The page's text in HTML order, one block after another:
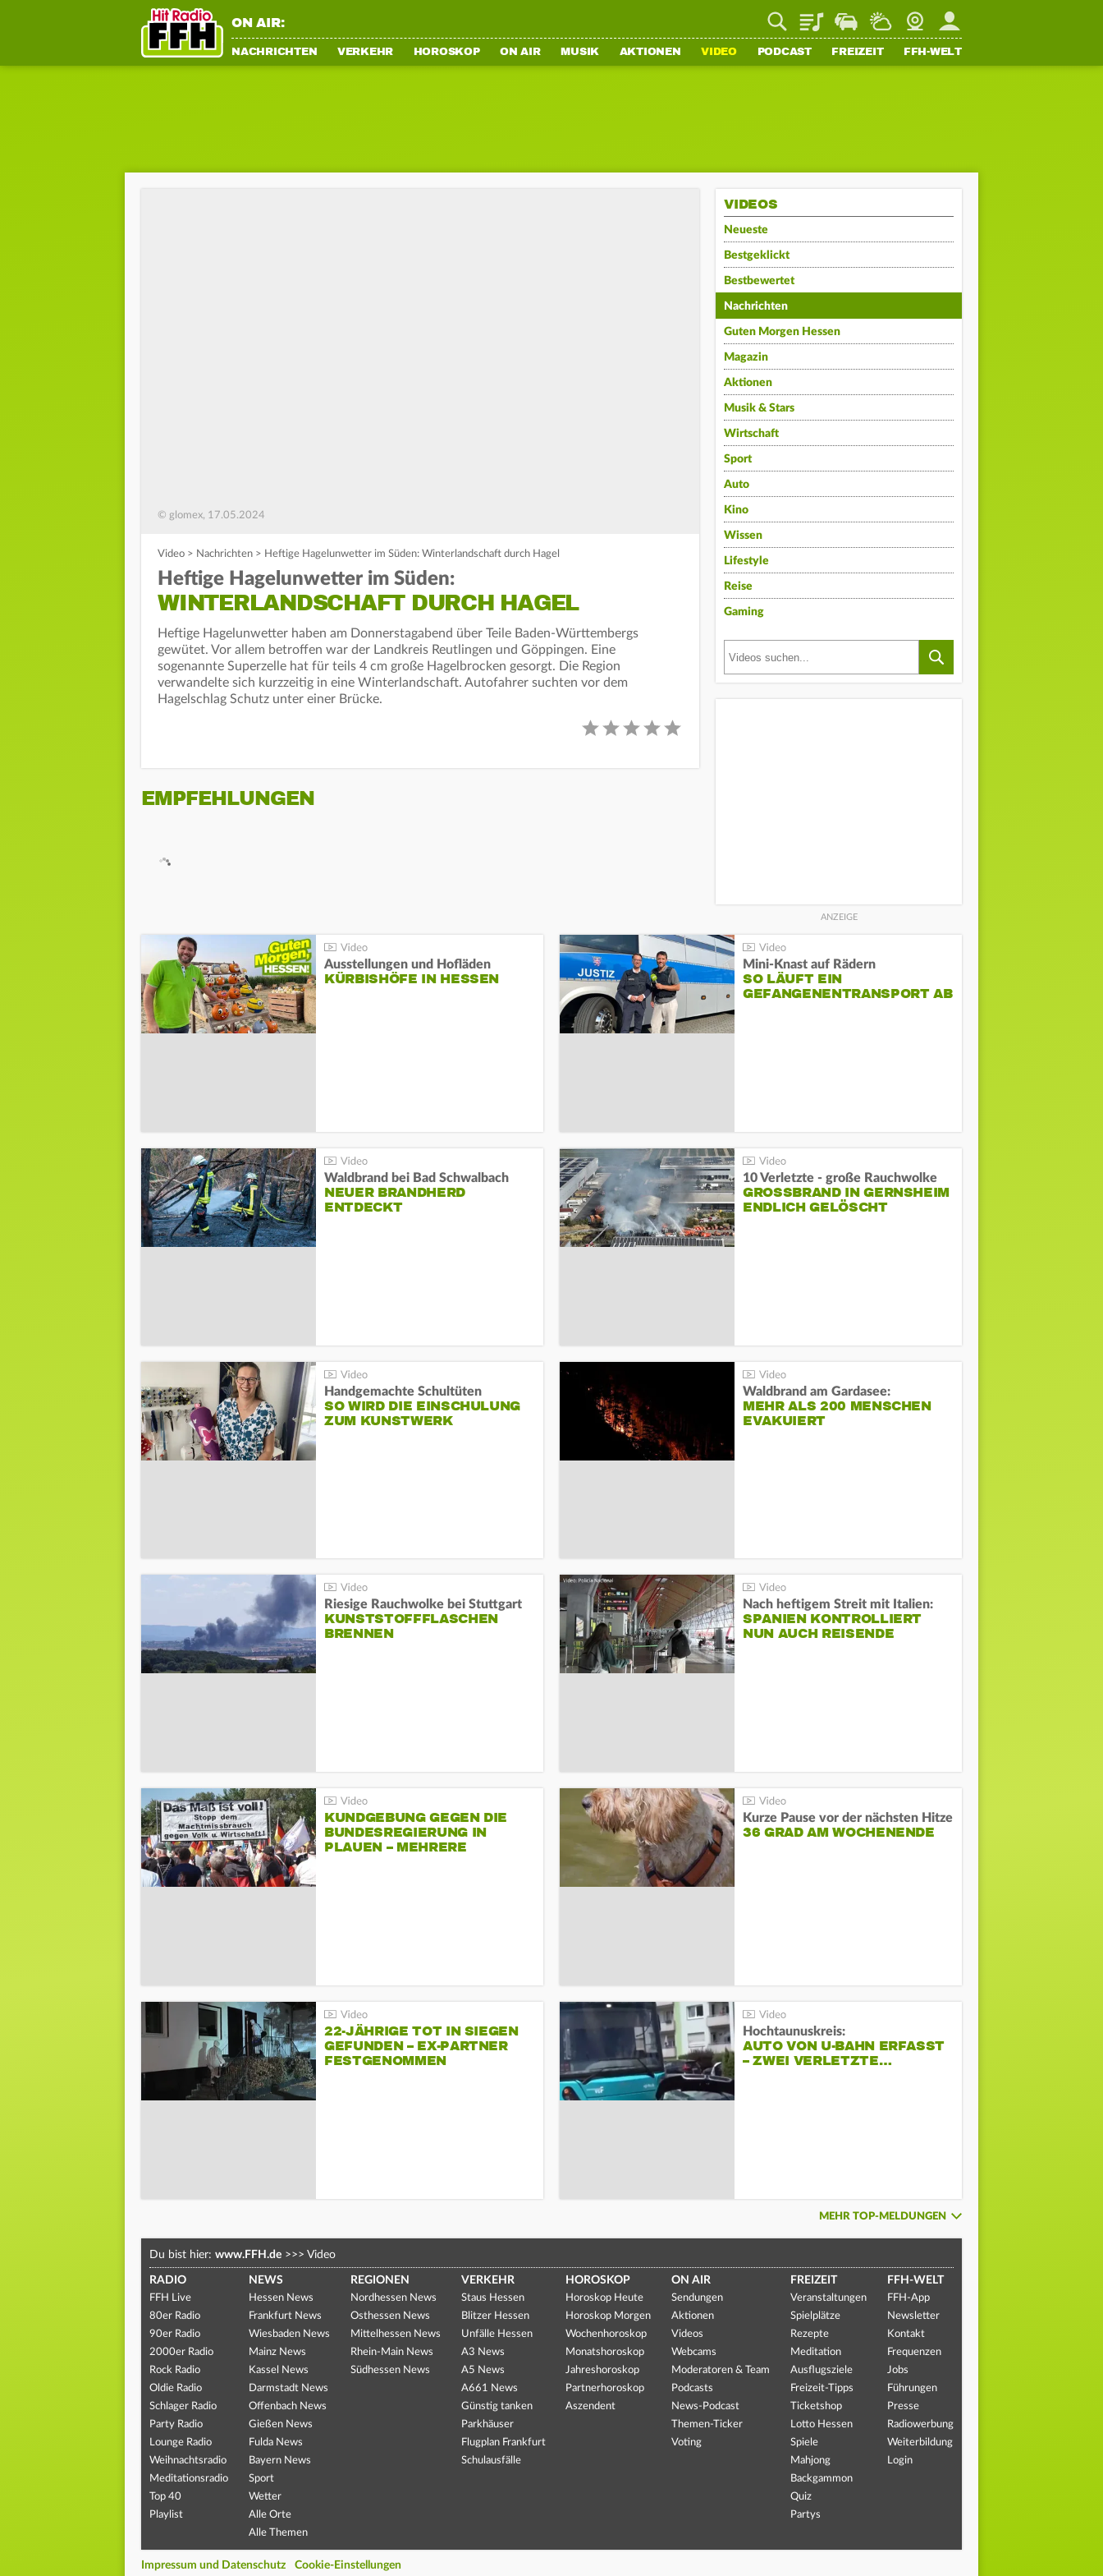
ON AIR: PlaylistStaupilotWetterWebcamMein FFH
NACHRICHTEN VERKEHR HOROSKOP ON AIR MUSIK AKTIONEN VIDEO PODCAST FREIZEIT FFH-WELT
© glomex, 17.05.2024
Video > Nachrichten > Heftige Hagelunwetter im Süden: Winterlandschaft durch Hagel
Heftige Hagelunwetter im Süden:
WINTERLANDSCHAFT DURCH HAGEL
Heftige Hagelunwetter haben am Donnerstagabend über Teile Baden-Württembergs
gewütet. Vor allem betroffen war der Landkreis Reutlingen und Göppingen. Eine
sogenannte Superzelle hat für teils 4 cm große Hagelbrocken gesorgt. Die Region
verwandelte sich kurzzeitig in eine Winterlandschaft. Autofahrer suchten vor dem
Hagelschlag Schutz unter einer Brücke.
EMPFEHLUNGEN
VIDEOS
Neueste
Bestgeklickt
Bestbewertet
Nachrichten
Guten Morgen Hessen
Magazin
Aktionen
Musik & Stars
Wirtschaft
Sport
Auto
Kino
Wissen
Lifestyle
Reise
Gaming
Ausstellungen und Hofläden
KÜRBISHÖFE IN HESSEN
Mini-Knast auf Rädern
SO LÄUFT EIN
GEFANGENENTRANSPORT AB
Waldbrand bei Bad Schwalbach
NEUER BRANDHERD
ENTDECKT
10 Verletzte - große Rauchwolke
GROSSBRAND IN GERNSHEIM E
NDLICH GELÖSCHT
Handgemachte Schultüten
SO WIRD DIE EINSCHULUNG
ZUM KUNSTWERK
Waldbrand am Gardasee:
MEHR ALS 200 MENSCHEN
EVAKUIERT
Riesige Rauchwolke bei Stuttgart
KUNSTSTOFFFLASCHEN
BRENNEN
Nach heftigem Streit mit Italien:
SPANIEN KONTROLLIERT
NUN AUCH REISENDE
KUNDGEBUNG GEGEN DIE
BUNDESREGIERUNG IN
PLAUEN – MEHRERE
Kurze Pause vor der nächsten Hitze
36 GRAD AM WOCHENENDE
22-JÄHRIGE TOT IN SIEGEN
GEFUNDEN – EX-PARTNER
FESTGENOMMEN
Hochtaunuskreis:
AUTO VON U-BAHN ERFASST
– ZWEI VERLETZTE…
MEHR TOP-MELDUNGEN
Du bist hier: www.FFH.de >>> Video
RADIO
FFH Live
80er Radio
90er Radio
2000er Radio
Rock Radio
Oldie Radio
Schlager Radio
Party Radio
Lounge Radio
Weihnachtsradio
Meditationsradio
Top 40
Playlist
NEWS
Hessen News
Frankfurt News
Wiesbaden News
Mainz News
Kassel News
Darmstadt News
Offenbach News
Gießen News
Fulda News
Bayern News
Sport
Wetter
Alle Orte
Alle Themen
REGIONEN
Nordhessen News
Osthessen News
Mittelhessen News
Rhein-Main News
Südhessen News
VERKEHR
Staus Hessen
Blitzer Hessen
Unfälle Hessen
A3 News
A5 News
A661 News
Günstig tanken
Parkhäuser
Flugplan Frankfurt
Schulausfälle
HOROSKOP
Horoskop Heute
Horoskop Morgen
Wochenhoroskop
Monatshoroskop
Jahreshoroskop
Partnerhoroskop
Aszendent
ON AIR
Sendungen
Aktionen
Videos
Webcams
Moderatoren & Team
Podcasts
News-Podcast
Themen-Ticker
Voting
FREIZEIT
Veranstaltungen
Spielplätze
Rezepte
Meditation
Ausflugsziele
Freizeit-Tipps
Ticketshop
Lotto Hessen
Spiele
Mahjong
Backgammon
Quiz
Partys
FFH-WELT
FFH-App
Newsletter
Kontakt
Frequenzen
Jobs
Führungen
Presse
Radiowerbung
Weiterbildung
Login
Impressum und Datenschutz Cookie-Einstellungen